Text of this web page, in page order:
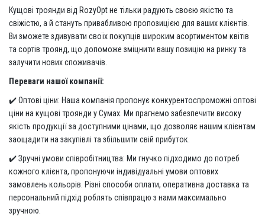
Кущові троянди від RozyOpt не тільки радують своєю якістю та
свіжістю, а й стануть привабливою пропозицією для ваших клієнтів.
Ви зможете здивувати своїх покупців широким асортиментом квітів
та сортів троянд, що допоможе зміцнити вашу позицію на ринку та
залучити нових споживачів.
Переваги нашої компанії:
✔️ Оптові ціни: Наша компанія пропонує конкурентоспроможні оптові
ціни на кущові троянди у Сумах. Ми прагнемо забезпечити високу
якість продукції за доступними цінами, що дозволяє нашим клієнтам
заощадити на закупівлі та збільшити свій прибуток.
✔️ Зручні умови співробітництва: Ми гнучко підходимо до потреб
кожного клієнта, пропонуючи індивідуальні умови оптових
замовлень кольорів. Різні способи оплати, оперативна доставка та
персональний підхід роблять співпрацю з нами максимально
зручною.